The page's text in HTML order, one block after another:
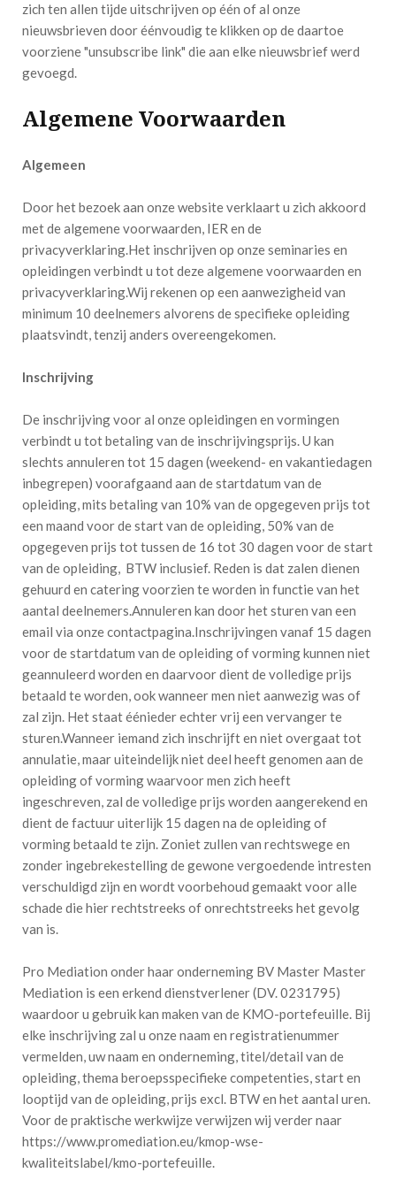
zich ten allen tijde uitschrijven op één of al onze
nieuwsbrieven door éénvoudig te klikken op de daartoe
voorziene "unsubscribe link" die aan elke nieuwsbrief werd
gevoegd.
Algemene Voorwaarden
Algemeen
Door het bezoek aan onze website verklaart u zich akkoord
met de algemene voorwaarden, IER en de
privacyverklaring.Het inschrijven op onze seminaries en
opleidingen verbindt u tot deze algemene voorwaarden en
privacyverklaring.Wij rekenen op een aanwezigheid van
minimum 10 deelnemers alvorens de specifieke opleiding
plaatsvindt, tenzij anders overeengekomen.
Inschrijving
De inschrijving voor al onze opleidingen en vormingen
verbindt u tot betaling van de inschrijvingsprijs. U kan
slechts annuleren tot 15 dagen (weekend- en vakantiedagen
inbegrepen) voorafgaand aan de startdatum van de
opleiding, mits betaling van 10% van de opgegeven prijs tot
een maand voor de start van de opleiding, 50% van de
opgegeven prijs tot tussen de 16 tot 30 dagen voor de start
van de opleiding, BTW inclusief. Reden is dat zalen dienen
gehuurd en catering voorzien te worden in functie van het
aantal deelnemers.Annuleren kan door het sturen van een
email via onze contactpagina.Inschrijvingen vanaf 15 dagen
voor de startdatum van de opleiding of vorming kunnen niet
geannuleerd worden en daarvoor dient de volledige prijs
betaald te worden, ook wanneer men niet aanwezig was of
zal zijn. Het staat éénieder echter vrij een vervanger te
sturen.Wanneer iemand zich inschrijft en niet overgaat tot
annulatie, maar uiteindelijk niet deel heeft genomen aan de
opleiding of vorming waarvoor men zich heeft
ingeschreven, zal de volledige prijs worden aangerekend en
dient de factuur uiterlijk 15 dagen na de opleiding of
vorming betaald te zijn. Zoniet zullen van rechtswege en
zonder ingebrekestelling de gewone vergoedende intresten
verschuldigd zijn en wordt voorbehoud gemaakt voor alle
schade die hier rechtstreeks of onrechtstreeks het gevolg
van is.
Pro Mediation onder haar onderneming BV Master Master
Mediation is een erkend dienstverlener (DV. 0231795)
waardoor u gebruik kan maken van de KMO-portefeuille. Bij
elke inschrijving zal u onze naam en registratienummer
vermelden, uw naam en onderneming, titel/detail van de
opleiding, thema beroepsspecifieke competenties, start en
looptijd van de opleiding, prijs excl. BTW en het aantal uren.
Voor de praktische werkwijze verwijzen wij verder naar
https://www.promediation.eu/kmop-wse-
kwaliteitslabel/kmo-portefeuille.